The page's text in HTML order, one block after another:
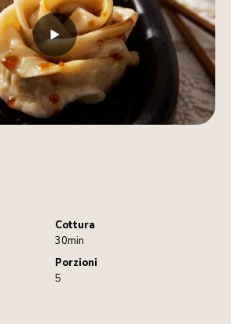
Cottura
30min
Porzioni
5